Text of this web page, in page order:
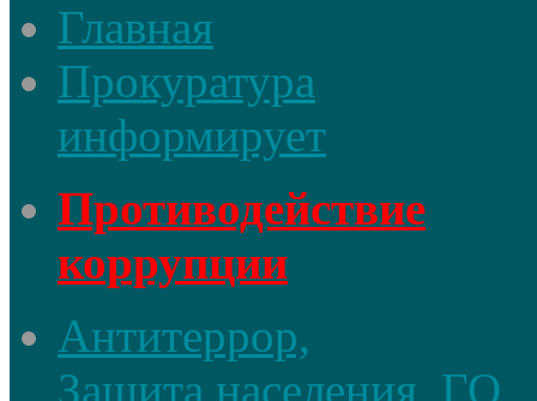
Главная
Прокуратура
информирует
Противодействие
коррупции
Антитеррор,
Защита населения, ГО